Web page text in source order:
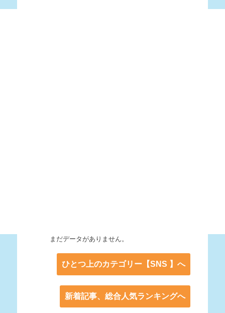
まだデータがありません。
ひとつ上のカテゴリー【SNS 】へ
新着記事、総合人気ランキングへ